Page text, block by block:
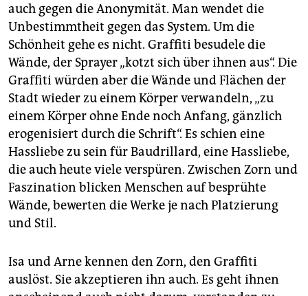
auch gegen die Anonymität. Man wendet die
Unbestimmtheit gegen das System. Um die
Schönheit gehe es nicht. Graffiti besudele die
Wände, der Sprayer „kotzt sich über ihnen aus“. Die
Graffiti würden aber die Wände und Flächen der
Stadt wieder zu einem Körper verwandeln, „zu
einem Körper ohne Ende noch Anfang, gänzlich
erogenisiert durch die Schrift“. Es schien eine
Hassliebe zu sein für Baudrillard, eine Hassliebe,
die auch heute viele verspüren. Zwischen Zorn und
Faszination blicken Menschen auf besprühte
Wände, bewerten die Werke je nach Platzierung
und Stil.
Isa und Arne kennen den Zorn, den Graffiti
auslöst. Sie akzeptieren ihn auch. Es geht ihnen